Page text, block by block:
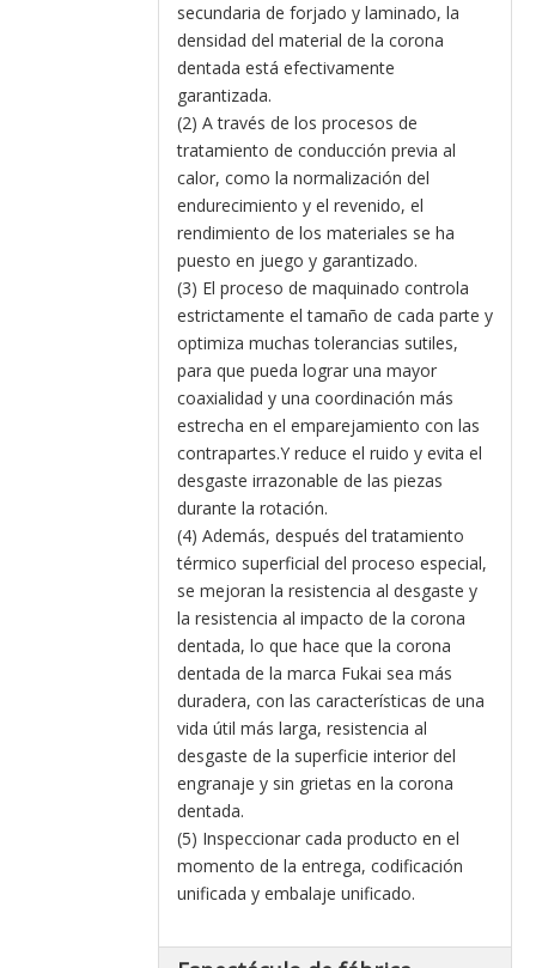
secundaria de forjado y laminado, la
densidad del material de la corona
dentada está efectivamente
garantizada.
(2) A través de los procesos de
tratamiento de conducción previa al
calor, como la normalización del
endurecimiento y el revenido, el
rendimiento de los materiales se ha
puesto en juego y garantizado.
(3) El proceso de maquinado controla
estrictamente el tamaño de cada parte y
optimiza muchas tolerancias sutiles,
para que pueda lograr una mayor
coaxialidad y una coordinación más
estrecha en el emparejamiento con las
contrapartes.Y reduce el ruido y evita el
desgaste irrazonable de las piezas
durante la rotación.
(4) Además, después del tratamiento
térmico superficial del proceso especial,
se mejoran la resistencia al desgaste y
la resistencia al impacto de la corona
dentada, lo que hace que la corona
dentada de la marca Fukai sea más
duradera, con las características de una
vida útil más larga, resistencia al
desgaste de la superficie interior del
engranaje y sin grietas en la corona
dentada.
(5) Inspeccionar cada producto en el
momento de la entrega, codificación
unificada y embalaje unificado.